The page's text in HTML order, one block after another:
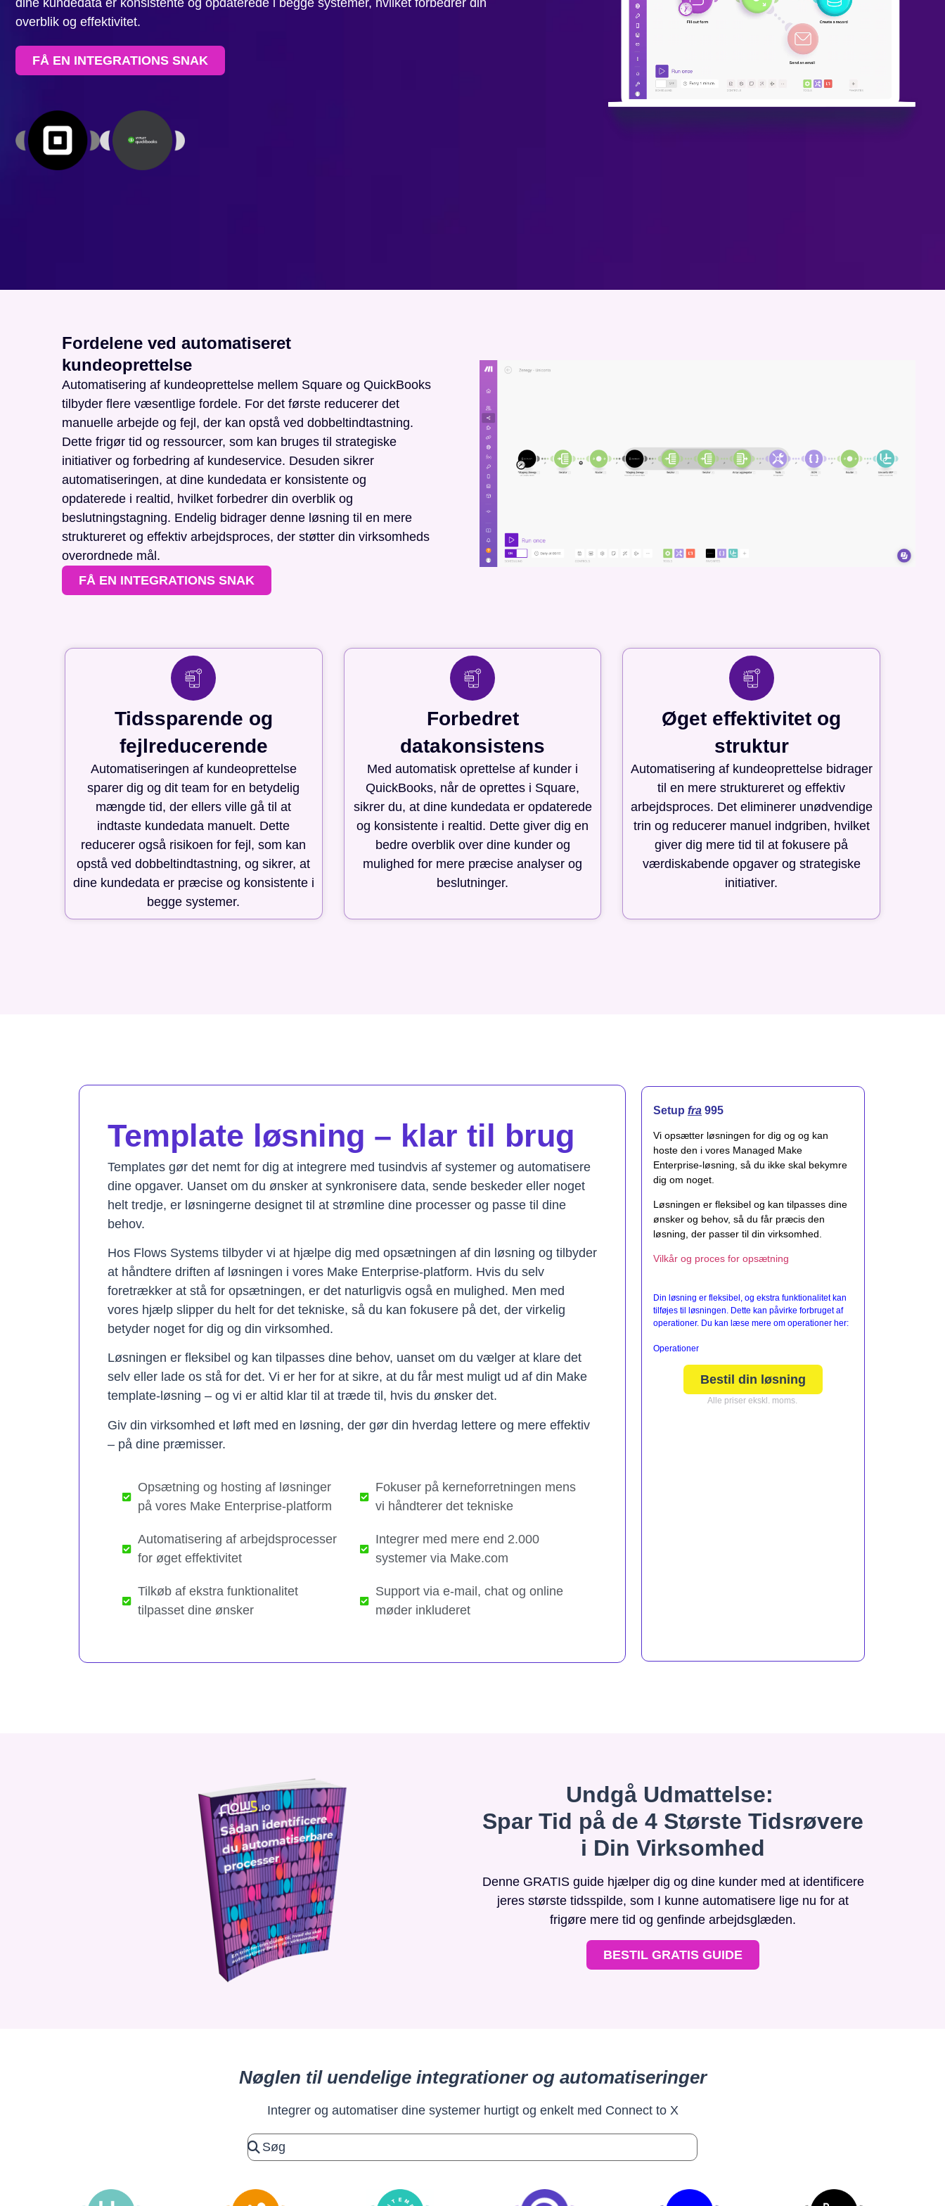
overblik og effektivitet.
FÅ EN INTEGRATIONS SNAK
Fordelene ved automatiseret
kundeoprettelse
Automatisering af kundeoprettelse mellem Square og QuickBooks
tilbyder flere væsentlige fordele. For det første reducerer det
manuelle arbejde og fejl, der kan opstå ved dobbeltindtastning.
Dette frigør tid og ressourcer, som kan bruges til strategiske
initiativer og forbedring af kundeservice. Desuden sikrer
automatiseringen, at dine kundedata er konsistente og
opdaterede i realtid, hvilket forbedrer din overblik og
beslutningstagning. Endelig bidrager denne løsning til en mere
struktureret og effektiv arbejdsproces, der støtter din virksomheds
overordnede mål.
FÅ EN INTEGRATIONS SNAK
Tidssparende og
fejlreducerende
Automatiseringen af kundeoprettelse
sparer dig og dit team for en betydelig
mængde tid, der ellers ville gå til at
indtaste kundedata manuelt. Dette
reducerer også risikoen for fejl, som kan
opstå ved dobbeltindtastning, og sikrer, at
dine kundedata er præcise og konsistente i
begge systemer.
Forbedret
datakonsistens
Med automatisk oprettelse af kunder i
QuickBooks, når de oprettes i Square,
sikrer du, at dine kundedata er opdaterede
og konsistente i realtid. Dette giver dig en
bedre overblik over dine kunder og
mulighed for mere præcise analyser og
beslutninger.
Øget effektivitet og
struktur
Automatisering af kundeoprettelse bidrager
til en mere struktureret og effektiv
arbejdsproces. Det eliminerer unødvendige
trin og reducerer manuel indgriben, hvilket
giver dig mere tid til at fokusere på
værdiskabende opgaver og strategiske
initiativer.
Template løsning – klar til brug
Templates gør det nemt for dig at integrere med tusindvis af systemer og automatisere
dine opgaver. Uanset om du ønsker at synkronisere data, sende beskeder eller noget
helt tredje, er løsningerne designet til at strømline dine processer og passe til dine
behov.
Hos Flows Systems tilbyder vi at hjælpe dig med opsætningen af din løsning og tilbyder
at håndtere driften af løsningen i vores Make Enterprise-platform. Hvis du selv
foretrækker at stå for opsætningen, er det naturligvis også en mulighed. Men med
vores hjælp slipper du helt for det tekniske, så du kan fokusere på det, der virkelig
betyder noget for dig og din virksomhed.
Løsningen er fleksibel og kan tilpasses dine behov, uanset om du vælger at klare det
selv eller lade os stå for det. Vi er her for at sikre, at du får mest muligt ud af din Make
template-løsning – og vi er altid klar til at træde til, hvis du ønsker det.
Giv din virksomhed et løft med en løsning, der gør din hverdag lettere og mere effektiv
– på dine præmisser.
Opsætning og hosting af løsninger
på vores Make Enterprise-platform
Automatisering af arbejdsprocesser
for øget effektivitet
Tilkøb af ekstra funktionalitet
tilpasset dine ønsker​
Fokuser på kerneforretningen mens
vi håndterer det tekniske​
Integrer med mere end 2.000
systemer via Make.com
Support via e-mail, chat og online
møder inkluderet
Setup fra 995
Vi opsætter løsningen for dig og og kan
hoste den i vores Managed Make
Enterprise-løsning, så du ikke skal bekymre
dig om noget.
Løsningen er fleksibel og kan tilpasses dine
ønsker og behov, så du får præcis den
løsning, der passer til din virksomhed.
Vilkår og proces for opsætning
Din løsning er fleksibel, og ekstra funktionalitet kan
tilføjes til løsningen. Dette kan påvirke forbruget af
operationer. Du kan læse mere om operationer her:
Operationer
Bestil din løsning
Alle priser ekskl. moms.
Undgå Udmattelse:
Spar Tid på de 4 Største Tidsrøvere
i Din Virksomhed
Denne GRATIS guide hjælper dig og dine kunder med at identificere
jeres største tidsspilde, som I kunne automatisere lige nu for at
frigøre mere tid og genfinde arbejdsglæden.
BESTIL GRATIS GUIDE
Nøglen til uendelige integrationer og automatiseringer
Integrer og automatiser dine systemer hurtigt og enkelt med Connect to X